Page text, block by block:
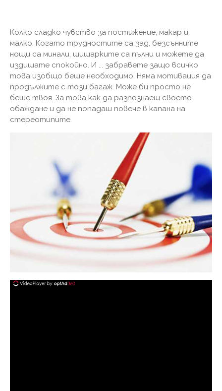
Колко сладко чувство за постижение, макар и
малко. Когато трудностите са зад, безсънните
нощи са минали, шишарките са пълни и можете да
издишате спокойно. И ... забравете защо всичко
това изобщо беше необходимо. Няма мотивация да
продължите с този багаж. Може би просто не
беше твоя. За това как да разпознаеш своето
обаждане и да не попадаш повече в капана на
стереотипите.